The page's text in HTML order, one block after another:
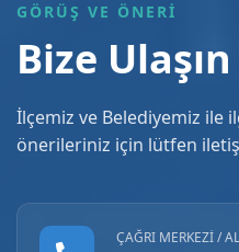
GÖRÜŞ VE ÖNERİ
Bize Ulaşın
İlçemiz ve Belediyemiz ile
önerileriniz için lütfen
ÇAĞRI MERKEZI /